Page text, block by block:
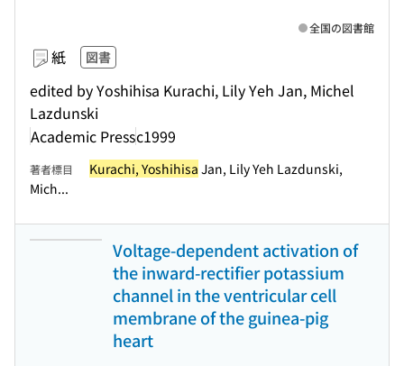
紙 図書
edited by Yoshihisa Kurachi, Lily Yeh Jan, Michel
Lazdunski
Academic Pressc1999
全国の図書館
著者標目 Kurachi, Yoshihisa Jan, Lily Yeh Lazdunski,
Mich...
Voltage-dependent activation of
the inward-rectifier potassium
channel in the ventricular cell
membrane of the guinea-pig
heart